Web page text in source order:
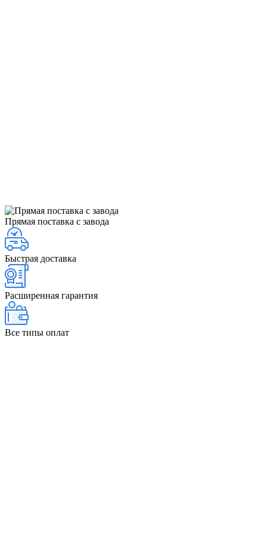
Прямая поставка с завода
Быстрая доставка
Расширенная гарантия
Все типы оплат